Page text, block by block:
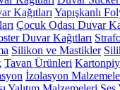
Kağıtları Yapışkanlı
Çocuk Odası Duvar
Duvar Kağıtları
Silikon ve Mastikler
Tavan Ürünleri
İzolasyon